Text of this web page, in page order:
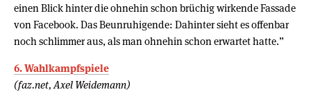
einen Blick hinter die ohnehin schon brüchig wirkende Fassade
von Facebook. Das Beunruhigende: Dahinter sieht es offenbar
noch schlimmer aus, als man ohnehin schon erwartet hatte.”
6. Wahlkampfspiele
(faz.net, Axel Weidemann)